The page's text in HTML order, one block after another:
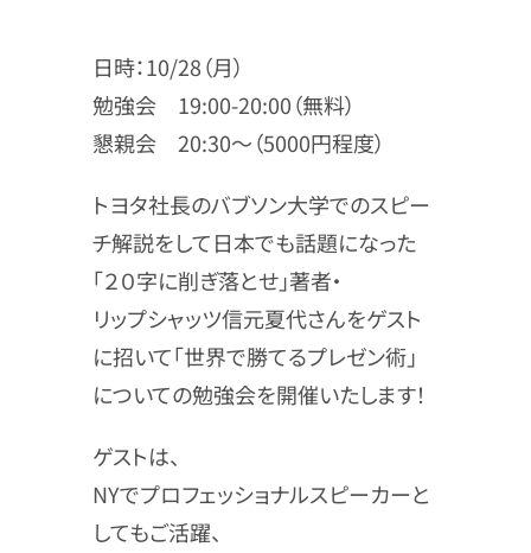
日時：10/28（月）
勉強会 19:00-20:00（無料）
懇親会 20:30〜（5000円程度）
トヨタ社長のバブソン大学でのスピー
チ解説をして日本でも話題になった
「２０字に削ぎ落とせ」著者・
リップシャッツ信元夏代さんをゲスト
に招いて「世界で勝てるプレゼン術」
についての勉強会を開催いたします！
ゲストは、
NYでプロフェッショナルスピーカーと
してもご活躍、